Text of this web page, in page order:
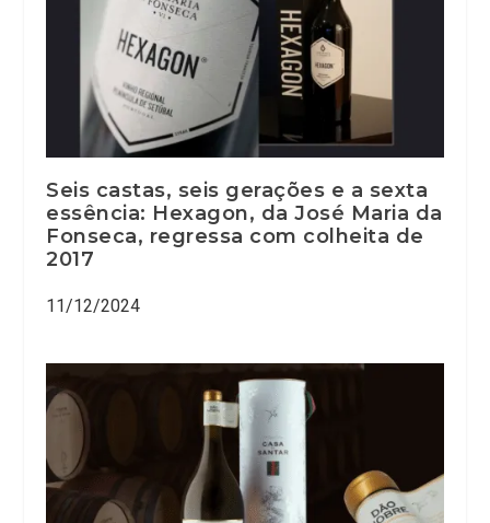
Seis castas, seis gerações e a sexta
essência: Hexagon, da José Maria da
Fonseca, regressa com colheita de
2017
11/12/2024